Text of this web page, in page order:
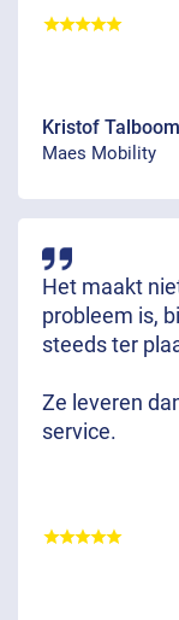
Kristof Talboom
Maes Mobility
Het maakt
probleem is,
steeds ter
Ze leveren
service.